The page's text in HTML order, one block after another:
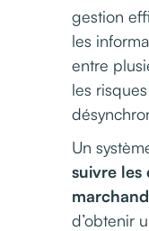
gestion
les
entre
les
Un
suivre les
d’obtenir